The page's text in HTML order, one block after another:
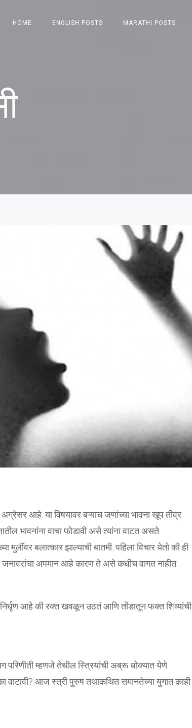
HOME ENGLISH POSTS MARATHI POSTS
आहे. या विषयावर बऱ्याच जणांच्या भावना खूप तीव्र
भावनांना वाचा फोडावी असे त्यांना वाटत असते.
बलात्कार झाल्याची बातमी. पहिला विचार येतो की ही
अपमान आहे कारण ते असे कधीच वागत नाहीत.
निर्घृण आहे की रक्त खवळून उठतं आणि तोंडातून फक्त शिव्यांची
म्हणजे तेथील स्त्रियांची अब्रू धोक्यात येणे.
वाटावी? आज स्त्री पुरुष तथाकथित समानतेच्या युगात काही